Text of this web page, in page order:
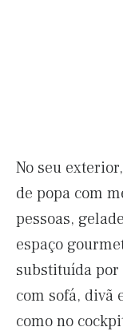
No seu
de popa com
pessoas,
espaço
substituída
com sofá, divã
como no